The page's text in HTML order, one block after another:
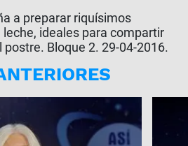
a preparar riquísimos
ideales para compartir
Bloque 2. 29-04-2016.